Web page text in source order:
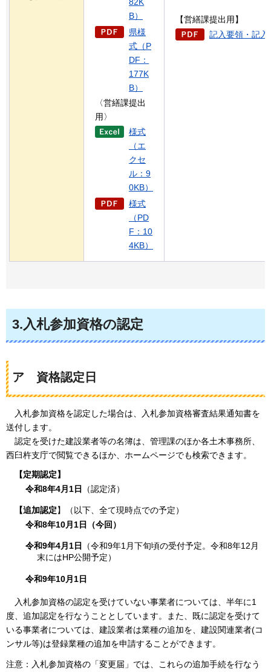
82K
B）
県様
式（P
DF：
177K
B）
〈営繕課提出
用〉
様式
（エ
クセ
ル：9
0KB）
様式
（PD
F：10
4KB）
【営繕課提出用】
記入要領・記
3.入札参加資格の認定
ア 資格認定日
入札参加資格を認定した場合は、
入札参加資格審査結果通知書を
送付します。
認定を受けた建設業者等の名簿は、 管理課のほか各土木事務所、
西臼杵支庁で閲覧できるほか、ホームページでも検索できます。
【定期認定】
令和8年4月1日
（認定済）
【追加認定】（以下、全て現時点での予定）
令和8年10月1日（今回）
令和9年4月1日
（令和9年1月下旬頃の受付予定。令和8年12月
末にはHP公開予定）
令和9年10月1日
入札参加資格の認定を受けていない事業者については、半年に1
度、追加認定を行なうこととしています。また、既に認定を受けて
いる事業者については、建設業者は業種の追加を、建設関連業者(コ
ンサル等)は登録業種の追加を申請することができます。
注意：入札参加資格の「変更届」では、これらの追加手続を行なう